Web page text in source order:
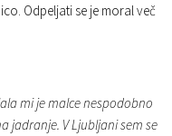
Odpeljati se je moral več
mi je malce nespodobno
jadranje. V Ljubljani sem se